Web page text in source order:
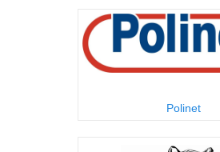
Polinet